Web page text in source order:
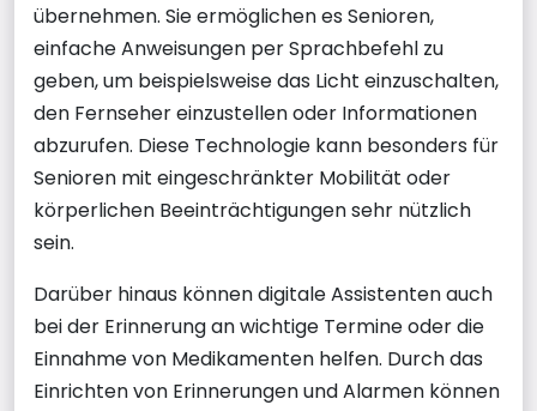
übernehmen. Sie ermöglichen es Senioren,
einfache Anweisungen per Sprachbefehl zu
geben, um beispielsweise das Licht einzuschalten,
den Fernseher einzustellen oder Informationen
abzurufen. Diese Technologie kann besonders für
Senioren mit eingeschränkter Mobilität oder
körperlichen Beeinträchtigungen sehr nützlich
sein.
Darüber hinaus können digitale Assistenten auch
bei der Erinnerung an wichtige Termine oder die
Einnahme von Medikamenten helfen. Durch das
Einrichten von Erinnerungen und Alarmen können